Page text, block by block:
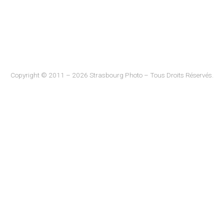
Copyright © 2011 – 2026 Strasbourg Photo – Tous Droits Réservés.